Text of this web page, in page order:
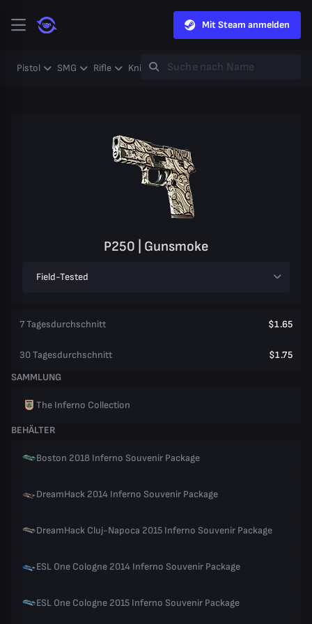
Mit Steam anmelden
Pistol SMG Rifle Knife Gloves Heavy
P250 | Gunsmoke
Field-Tested
7 Tagesdurchschnitt $1.65
30 Tagesdurchschnitt
$1.75
SAMMLUNG
The Inferno Collection
BEHÄLTER
Boston 2018 Inferno Souvenir Package
DreamHack 2014 Inferno Souvenir Package
DreamHack Cluj-Napoca 2015 Inferno Souvenir Package
ESL One Cologne 2014 Inferno Souvenir Package
ESL One Cologne 2015 Inferno Souvenir Package